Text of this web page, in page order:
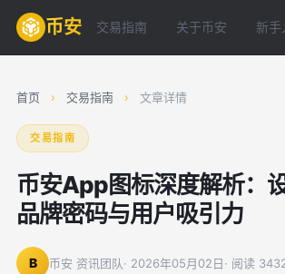
币安 交易指南 关于币安 新手
首页 › 交易指南 › 文章详情
交易指南
币安App图标深度解析：
品牌密码与用户吸引力
B 币安 资讯团队· 2026年05月02日· 阅读